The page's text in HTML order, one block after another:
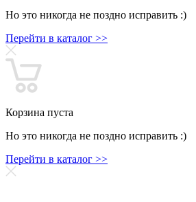
Но это никогда не поздно исправить :)
Перейти в каталог >>
Корзина пуста
Но это никогда не поздно исправить :)
Перейти в каталог >>